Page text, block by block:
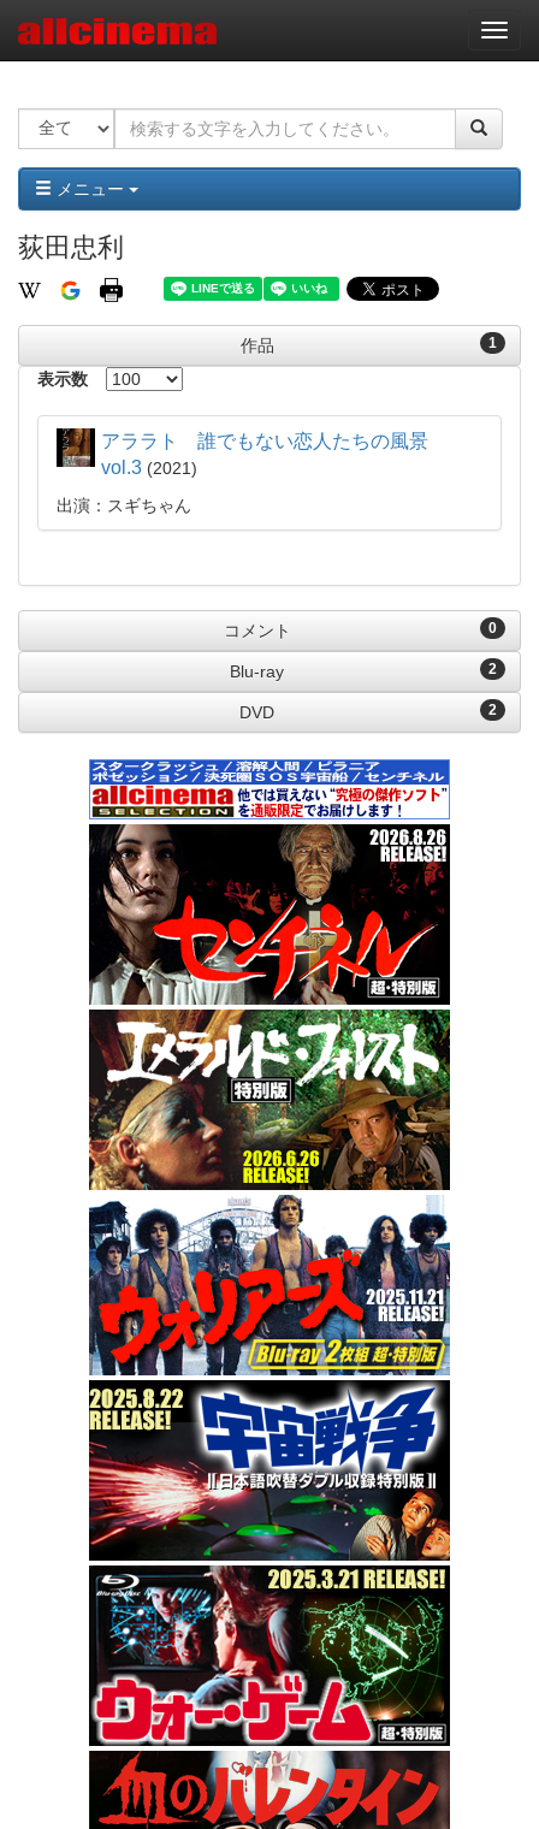
ナ
ビ
ー
ョ
ン
メニュー
荻田忠利
1
作品
表示数
アララト 誰でもない恋人たちの風景
vol.3
2021
出演：スギちゃん
0
コメント
2
Blu-ray
2
DVD